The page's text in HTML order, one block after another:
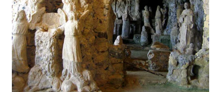
WN
PRIANGAN
TIMUR
WN
SEMARANG